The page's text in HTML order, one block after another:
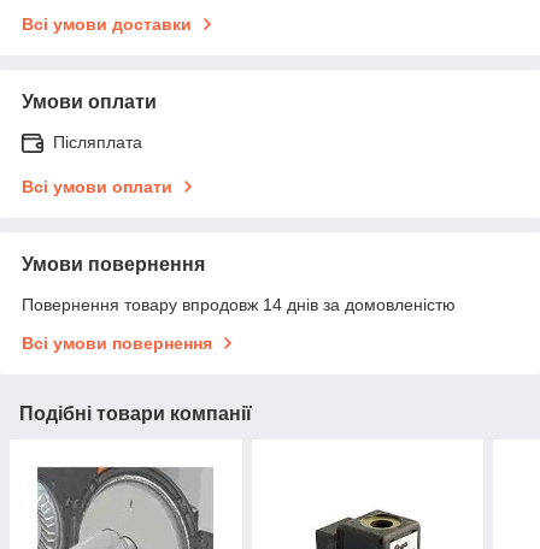
Всі умови доставки
Умови оплати
Післяплата
Всі умови оплати
Умови повернення
Повернення товару впродовж 14 днів за домовленістю
Всі умови повернення
Подібні товари компанії